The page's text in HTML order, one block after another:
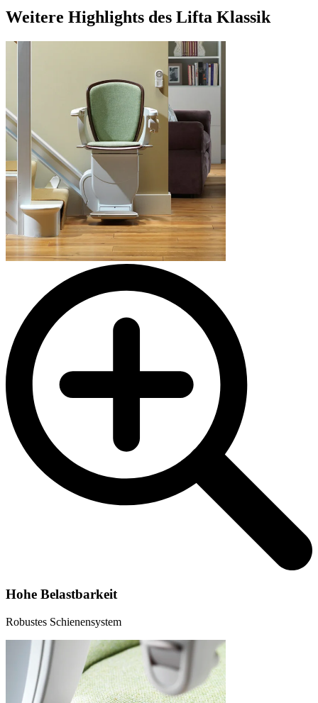
Weitere Highlights des Lifta Klassik
Hohe Belastbarkeit
Robustes Schienensystem